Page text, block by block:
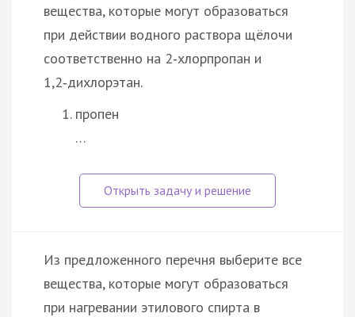
вещества, которые могут образоваться
при действии водного раствора щёлочи
соответственно на 2‑хлорпропан и
1,2‑дихлорэтан.
пропен
…
Из предложенного перечня выберите все
вещества, которые могут образоваться
при нагревании этилового спирта в